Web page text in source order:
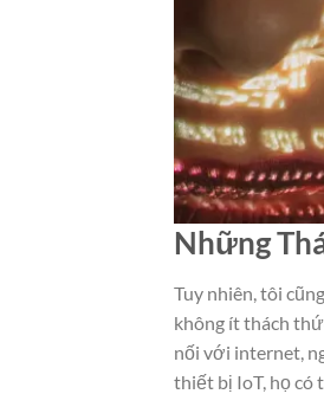
Những
Tuy nhiên, tôi
không ít thách
nối với internet,
thiết bị IoT, họ có